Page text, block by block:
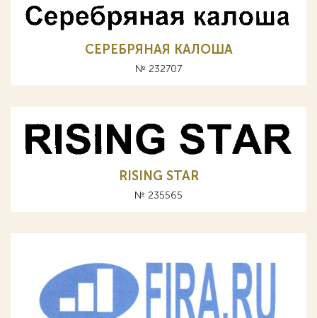
СЕРЕБРЯНАЯ КАЛОША
№ 232707
RISING STAR
№ 235565